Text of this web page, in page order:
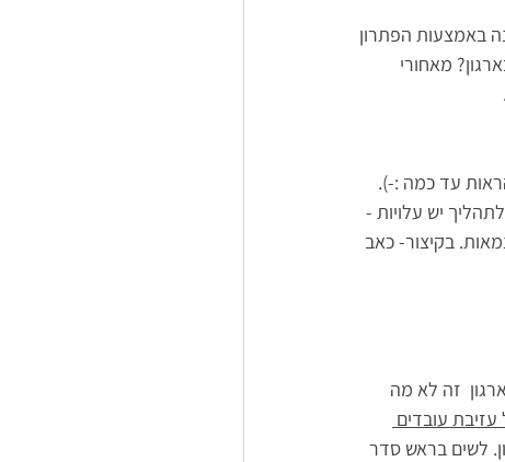
באמצעות הפתרון
מאחורי
עד כמה :-).
יש עלויות -
בקיצור- כאב
זה לא מה
עובדים
לשים בראש סדר